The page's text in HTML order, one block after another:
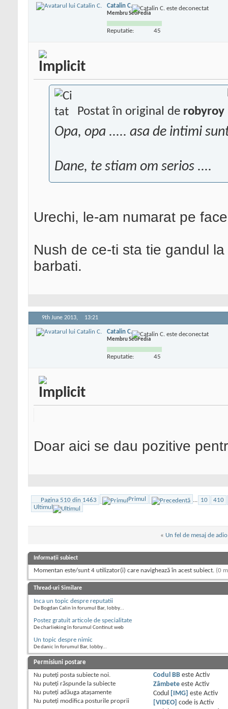
Catalin C.
Membru SeoPedia
Reputatie: 45
Postat în original de robyroy
Opa, opa ..... asa de intimi
Dane, te stiam om serios ....
Urechi, le-am numarat pe
Nush de ce-ti sta tie gandul
barbati.
9th June 2013, 13:21
Catalin C.
Membru SeoPedia
Reputatie: 45
Doar aici se dau pozitive
Pagina 510 din 1463 Primul 10
410
Ultimul
« Un fel de mesaj de adio
Informații subiect
Momentan este/sunt 4 utilizator(i) care navighează în acest subiect. (0
Thread-uri Similare
Inca un topic despre reputatii
De Bogdan Calin în forumul Bar, lobby...
Postez gratuit articole de specialitate
De charlieking în forumul Continut web
Un topic despre nimic
De danic în forumul Bar, lobby...
Permisiuni postare
Nu puteţi posta subiecte noi.
Nu puteţi răspunde la subiecte
Nu puteţi adăuga ataşamente
Nu puteţi modifica posturile proprii
Codul BBeste Activ
Zâmbeteeste Activ
Codul
[IMG] este Activ
[VIDEO] code is Activ